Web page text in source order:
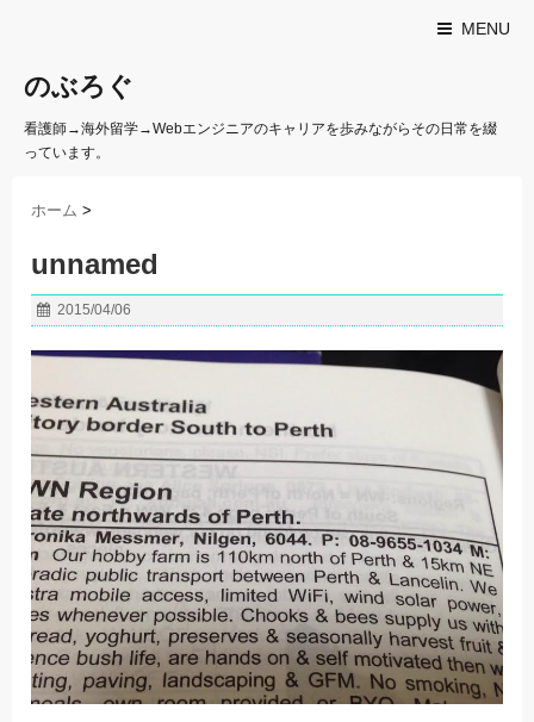
MENU
のぶろぐ
看護師→海外留学→Webエンジニアのキャリアを歩みながらその日常を綴
っています。
ホーム >
unnamed
2015/04/06